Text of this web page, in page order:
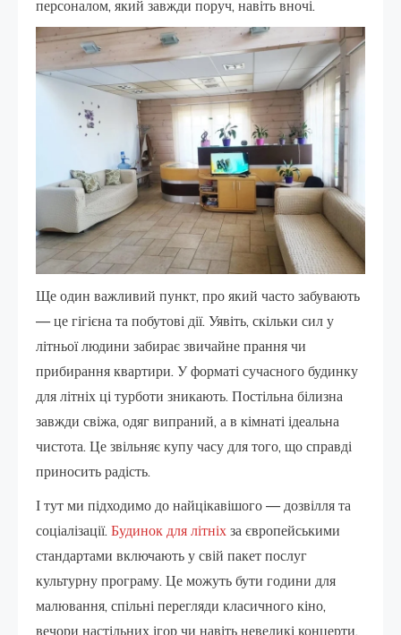
персоналом, який завжди поруч, навіть вночі.
Ще один важливий пункт, про який часто забувають
— це гігієна та побутові дії. Уявіть, скільки сил у
літньої людини забирає звичайне прання чи
прибирання квартири. У форматі сучасного будинку
для літніх ці турботи зникають. Постільна білизна
завжди свіжа, одяг випраний, а в кімнаті ідеальна
чистота. Це звільняє купу часу для того, що справді
приносить радість.
І тут ми підходимо до найцікавішого — дозвілля та
соціалізації. Будинок для літніх за європейськими
стандартами включають у свій пакет послуг
культурну програму. Це можуть бути години для
малювання, спільні перегляди класичного кіно,
вечори настільних ігор чи навіть невеликі концерти.